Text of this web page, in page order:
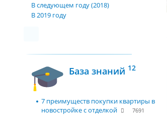
В следующем году (2018)
В 2019 году
База знаний 12
7 преимуществ покупки квартиры в
новостройке с отделкой
7691